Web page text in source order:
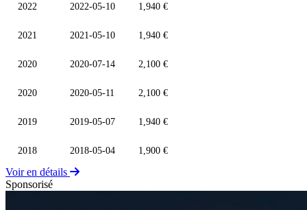
2022 2022-05-10 1,940 €
2021 2021-05-10 1,940 €
2020 2020-07-14 2,100 €
2020 2020-05-11 2,100 €
2019 2019-05-07 1,940 €
2018 2018-05-04 1,900 €
Voir en détails
Sponsorisé